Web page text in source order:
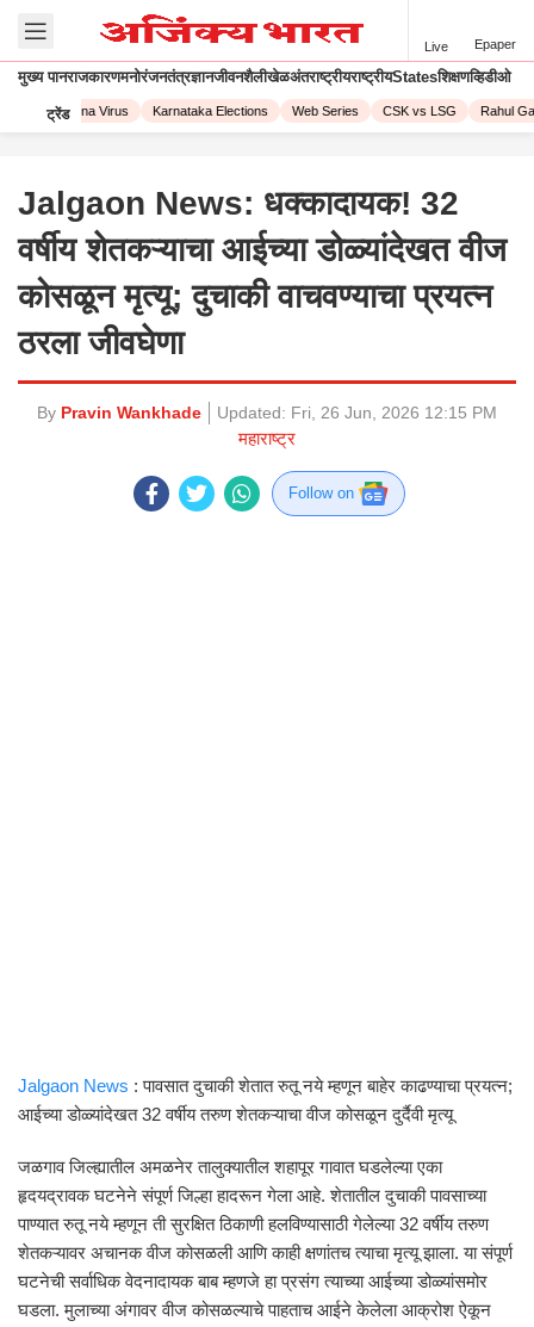
Live Epaper
मुख्य पानराजकारणमनोरंजनतंत्रज्ञानजीवनशैलीखेळअंतराष्ट्रीयराष्ट्रीयStatesशिक्षणव्हिडीओ
ट्रेंड
Corona Virus Karnataka Elections Web Series CSK vs LSG Rahul
Jalgaon News: धक्कादायक! 32
वर्षीय शेतकऱ्याचा आईच्या डोळ्यांदेखत वीज
कोसळून मृत्यू; दुचाकी वाचवण्याचा प्रयत्न
ठरला जीवघेणा
By Pravin Wankhade Updated: Fri, 26 Jun, 2026 12:15 PM
महाराष्ट्र
Follow on
Jalgaon News : पावसात दुचाकी शेतात रुतू नये म्हणून बाहेर काढण्याचा प्रयत्न;
आईच्या डोळ्यांदेखत 32 वर्षीय तरुण शेतकऱ्याचा वीज कोसळून दुर्दैवी मृत्यू
जळगाव जिल्ह्यातील अमळनेर तालुक्यातील शहापूर गावात घडलेल्या एका
हृदयद्रावक घटनेने संपूर्ण जिल्हा हादरून गेला आहे. शेतातील दुचाकी पावसाच्या
पाण्यात रुतू नये म्हणून ती सुरक्षित ठिकाणी हलविण्यासाठी गेलेल्या 32 वर्षीय तरुण
शेतकऱ्यावर अचानक वीज कोसळली आणि काही क्षणांतच त्याचा मृत्यू झाला. या संपूर्ण
घटनेची सर्वाधिक वेदनादायक बाब म्हणजे हा प्रसंग त्याच्या आईच्या डोळ्यांसमोर
घडला. मुलाच्या अंगावर वीज कोसळल्याचे पाहताच आईने केलेला आक्रोश ऐकून